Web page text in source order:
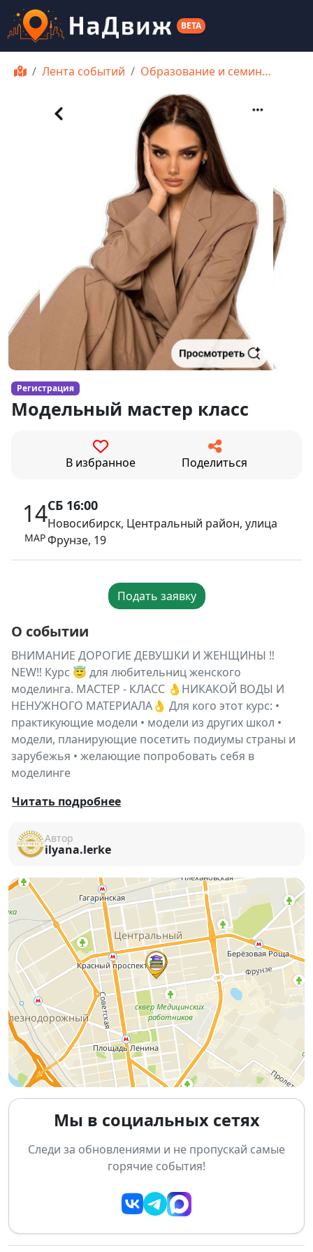
BETA
Лента событий Образование и семин…
Регистрация
Модельный мастер класс
В избранное Поделиться
14
МАР
СБ 16:00
Новосибирск, Центральный район, улица
Фрунзе, 19
Подать заявку
О событии
ВНИМАНИЕ ДОРОГИЕ ДЕВУШКИ И ЖЕНЩИНЫ ‼️
NEW‼️ Курс 😇 для любительниц женского
моделинга. МАСТЕР - КЛАСС 👌НИКАКОЙ ВОДЫ И
НЕНУЖНОГО МАТЕРИАЛА👌 Для кого этот курс: •
практикующие модели • модели из других школ •
модели, планирующие посетить подиумы страны и
зарубежья • желающие попробовать себя в
моделинге
Что вас ждёт:
Затрону только самую важную часть вопроса.
• Практическое занятие по дефиле. Разбор
фотографом
• Актёрская подача эмоционального показа
• Позирование в fashion стиле
• Квалификация дефиле европейского уровня
• Позирование в замкнутой фигуре с помощью трёх
точек
• Профессиональная фотосессия на циклораме с
закреплением материала от меня лично
• Ответы на вопросы — после каждого блока
Речь пойдёт не просто о дефиле — а о системной,
практической подготовке, которая сегодня нужна
каждой современной модели, каждой женщине.
Вы получите реальный опыт, с которым легче
двигаться дальше,
фото- и видеоматериалы для портфолио, диплом о
прохождении курса.
Длительность курса 3 часа.
📌ПРОГРАММА
🔔 1 час 16:00
Читать подробнее
Автор
ilyana.lerke
Мы в социальных сетях
Следи за обновлениями и не пропускай самые
горячие события!